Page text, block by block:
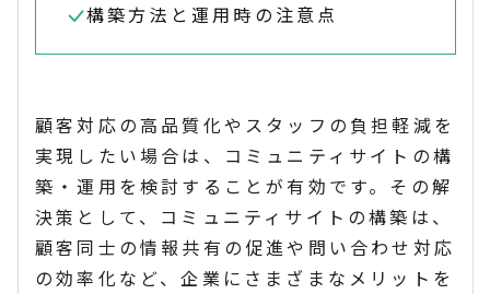
構築方法と運用時の注意点
顧客対応の高品質化やスタッフの負担軽減を
実現したい場合は、コミュニティサイトの構
築・運用を検討することが有効です。その解
決策として、コミュニティサイトの構築は、
顧客同士の情報共有の促進や問い合わせ対応
の効率化など、企業にさまざまなメリットを